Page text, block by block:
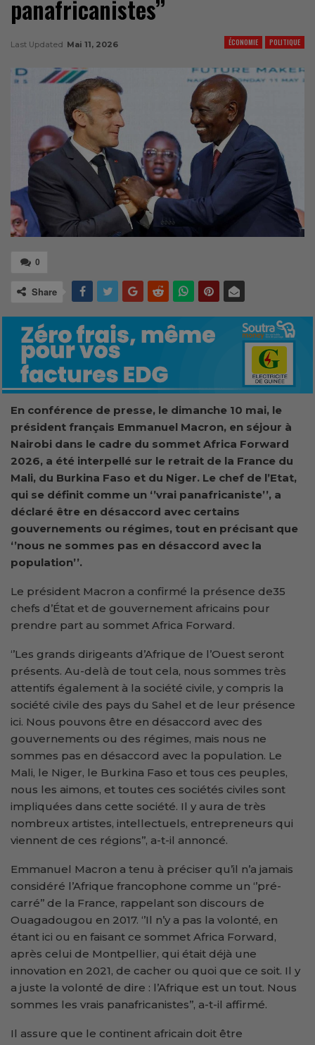
panafricanistes’’
ÉCONOMIE POLITIQUE
Last Updated Mai 11, 2026
0
Share
En conférence de presse, le dimanche 10 mai, le
président français Emmanuel Macron, en séjour à
Nairobi dans le cadre du sommet Africa Forward
2026, a été interpellé sur le retrait de la France du
Mali, du Burkina Faso et du Niger. Le chef de l’Etat,
qui se définit comme un ‘’vrai panafricaniste’’, a
déclaré être en désaccord avec certains
gouvernements ou régimes, tout en précisant que
‘’nous ne sommes pas en désaccord avec la
population’’.
Le président Macron a confirmé la présence de35
chefs d’État et de gouvernement africains pour
prendre part au sommet Africa Forward.
‘’Les grands dirigeants d’Afrique de l’Ouest seront
présents. Au-delà de tout cela, nous sommes très
attentifs également à la société civile, y compris la
société civile des pays du Sahel et de leur présence
ici. Nous pouvons être en désaccord avec des
gouvernements ou des régimes, mais nous ne
sommes pas en désaccord avec la population. Le
Mali, le Niger, le Burkina Faso et tous ces peuples,
nous les aimons, et toutes ces sociétés civiles sont
impliquées dans cette société. Il y aura de très
nombreux artistes, intellectuels, entrepreneurs qui
viennent de ces régions’’, a-t-il annoncé.
Emmanuel Macron a tenu à préciser qu’il n’a jamais
considéré l’Afrique francophone comme un ‘’pré-
carré’’ de la France, rappelant son discours de
Ouagadougou en 2017. ‘’Il n’y a pas la volonté, en
étant ici ou en faisant ce sommet Africa Forward,
après celui de Montpellier, qui était déjà une
innovation en 2021, de cacher ou quoi que ce soit. Il y
a juste la volonté de dire : l’Afrique est un tout. Nous
sommes les vrais panafricanistes’’, a-t-il affirmé.
Il assure que le continent africain doit être